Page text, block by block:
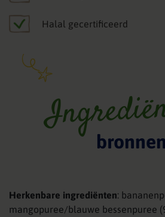
Halal gecertificeerd
bronnen
Herkenbare ingrediënten:
mangopuree/blauwe bessenpuree